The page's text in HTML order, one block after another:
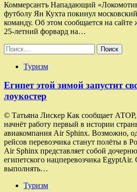
Коммерсантъ Нападающий
футболу Ян Кухта покинул
команду. Об этом сообщается на сайте
25-летний форвард на…
Найти:
Туризм
Египет этой зимой запустит
лоукостер
© Татьяна Лискер Как сообщает
начнёт работу первый в истории
авиакомпания Air Sphinx. Возможно,
рейсов перевозчика станут полёты в
Air Sphinx представляет собой
египетского нацперевозчика EgyptAir.
выполнять…
Туризм